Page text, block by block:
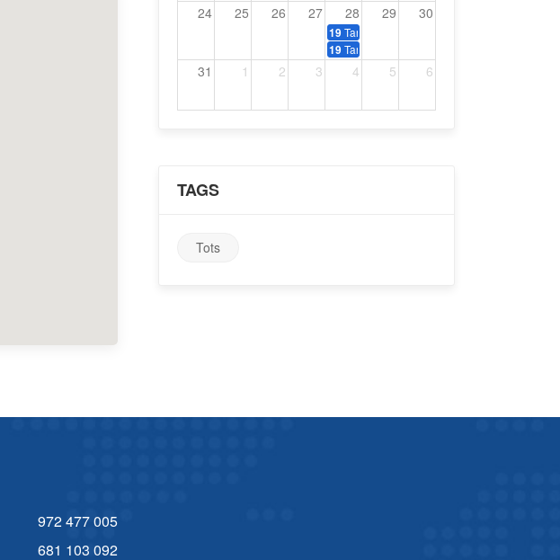
24 25 26 27 28 29 30
19 Tardeo amb música dels 70, 80 i 90
19 Tardeo amb música dels 70, 80 i 90
31 1 2 3 4 5 6
TAGS
Tots
972 477 005
681 103 092